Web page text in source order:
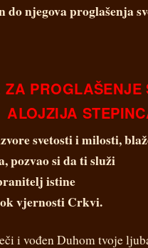
do njegova proglašenja
ZA PROGLAŠENJE
ALOJZIJA
svetosti i milosti,
pozvao si da ti služi
istine
vjernosti Crkvi.
i vođen Duhom tvoje